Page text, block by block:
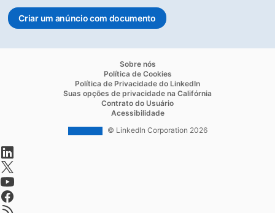
Criar um anúncio com documento
opens in a new tab
Sobre nós
Política de Cookies
Política de Privacidade do LinkedIn
Suas opções de privacidade na Califórnia
Contrato do Usuário
Acessibilidade
© LinkedIn Corporation 2026